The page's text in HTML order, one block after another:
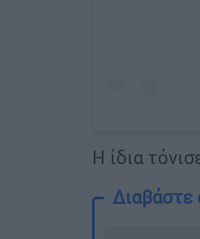
Η ίδια
Διαβάστε